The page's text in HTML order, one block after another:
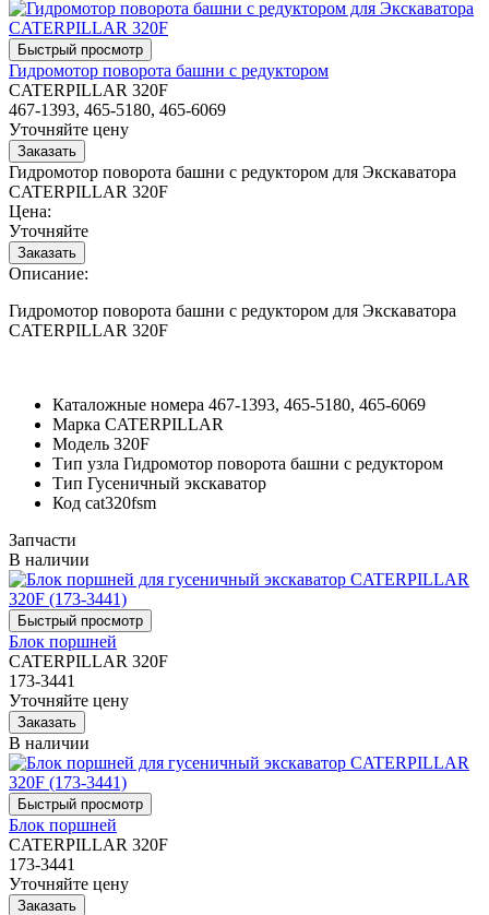
Гидромотор поворота башни с редуктором
CATERPILLAR 320F
467-1393, 465-5180, 465-6069
Уточняйте цену
Гидромотор поворота башни с редуктором для Экскаватора
CATERPILLAR 320F
Цена:
Уточняйте
Описание:
Гидромотор поворота башни с редуктором для Экскаватора
CATERPILLAR 320F
Каталожные номера 467-1393, 465-5180, 465-6069
Марка CATERPILLAR
Модель 320F
Тип узла Гидромотор поворота башни с редуктором
Тип Гусеничный экскаватор
Код cat320fsm
Запчасти
В наличии
Блок поршней
CATERPILLAR 320F
173-3441
Уточняйте цену
В наличии
Блок поршней
CATERPILLAR 320F
173-3441
Уточняйте цену